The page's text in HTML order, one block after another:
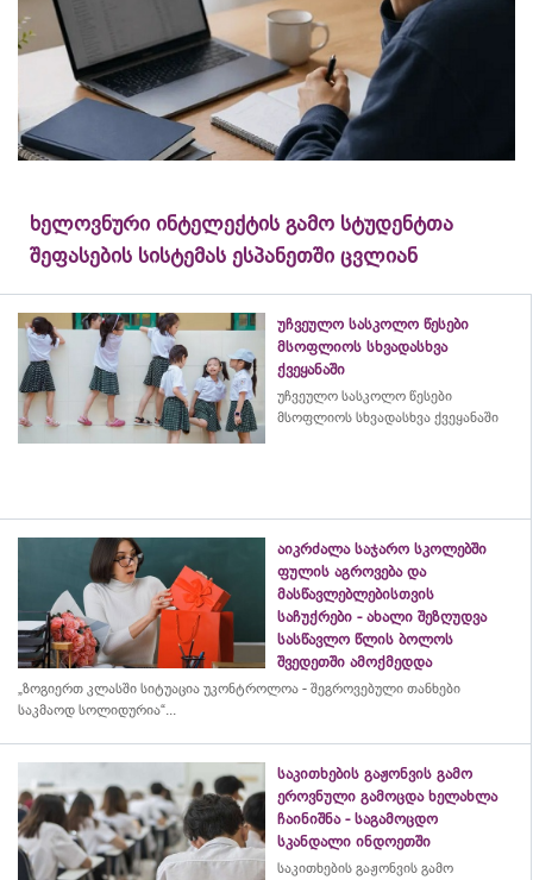
ხელოვნური ინტელექტის გამო სტუდენტთა
შეფასების სისტემას ესპანეთში ცვლიან
უჩვეულო სასკოლო წესები
მსოფლიოს სხვადასხვა
ქვეყანაში
უჩვეულო სასკოლო წესები
მსოფლიოს სხვადასხვა ქვეყანაში
აიკრძალა საჯარო სკოლებში
ფულის აგროვება და
მასწავლებლებისთვის
საჩუქრები - ახალი შეზღუდვა
სასწავლო წლის ბოლოს
შვედეთში ამოქმედდა
„ზოგიერთ კლასში სიტუაცია უკონტროლოა - შეგროვებული თანხები
საკმაოდ სოლიდურია“...
საკითხების გაჟონვის გამო
ეროვნული გამოცდა ხელახლა
ჩაინიშნა - საგამოცდო
სკანდალი ინდოეთში
საკითხების გაჟონვის გამო